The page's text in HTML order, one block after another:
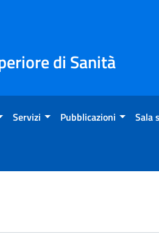
di Sanità
Servizi Pubblicazioni Sala
- Eventi